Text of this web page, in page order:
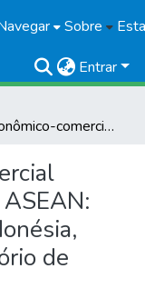
Sobre
Entrar
Missão econômico-comercial brasileira nos países da ASEAN: Cingapura, Filipinas, Indonésia, Malásia, Tailândia: relatório de viagem
de